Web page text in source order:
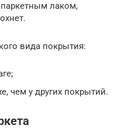
паркетным лаком,
вида покрытия:
чем у других покрытий.